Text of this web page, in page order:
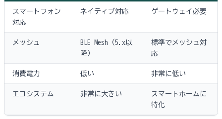
スマートフォン
対応
ネイティブ対応 ゲートウェイ必要
メッシュ
BLE Mesh（5.x以
降）
標準でメッシュ対
応
消費電力 低い 非常に低い
エコシステム 非常に大きい
スマートホームに
特化